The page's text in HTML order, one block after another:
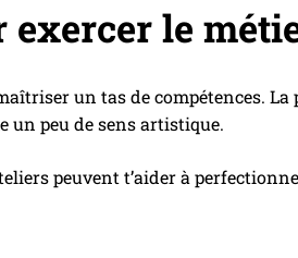
le
un tas de compétences.
un peu de sens artistique.
peuvent t’aider à